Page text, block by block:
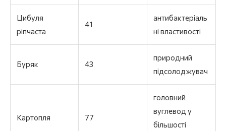
Цибуля
ріпчаста
41
антибактеріаль
ні властивості
Буряк 43
природний
підсолоджувач
Картопля 77
головний
вуглевод у
більшості